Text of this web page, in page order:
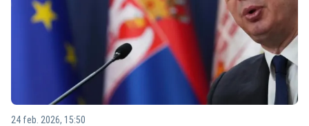
24 feb. 2026, 15:50